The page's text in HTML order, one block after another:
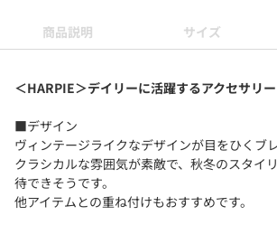
商品説明 サイズ
＜HARPIE＞デイリーに活躍するアクセサリー
■デザイン
ヴィンテージライクなデザインが目をひくブ
クラシカルな雰囲気が素敵で、秋冬のスタイ
待できそうです。
他アイテムとの重ね付けもおすすめです。